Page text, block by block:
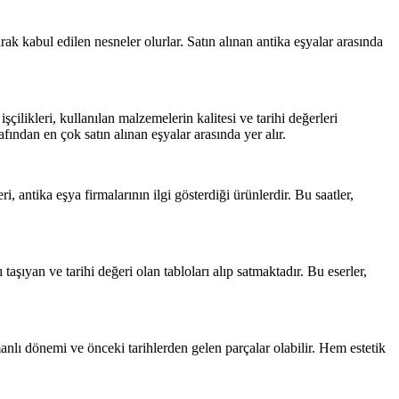
kabul edilen nesneler olurlar. Satın alınan antika eşyalar arasında
kullanılan malzemelerin kalitesi ve tarihi değerleri
en çok satın alınan eşyalar arasında yer alır.
antika eşya firmalarının ilgi gösterdiği ürünlerdir. Bu saatler,
ve tarihi değeri olan tabloları alıp satmaktadır. Bu eserler,
dönemi ve önceki tarihlerden gelen parçalar olabilir. Hem estetik